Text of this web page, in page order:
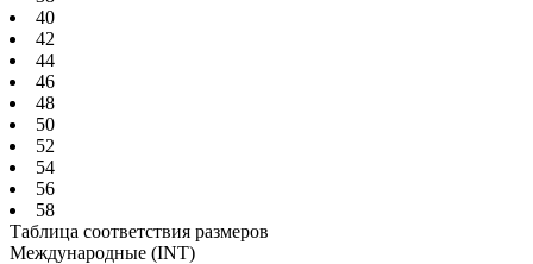
40
42
44
46
48
50
52
54
56
58
Таблица соответствия размеров
Международные (INT)